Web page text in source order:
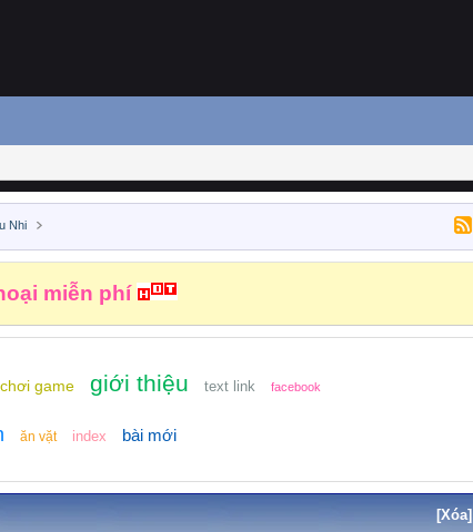
Nhi
miễn phí
chơi game giới thiệu text link facebook
ăn vặt index bài mới
[Xóa]